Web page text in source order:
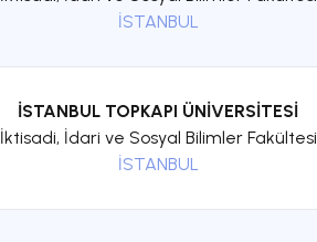
İSTANBUL
İSTANBUL TOPKAPI ÜNİVERSİTESİ
İktisadi, İdari ve Sosyal Bilimler Fakültesi
İSTANBUL